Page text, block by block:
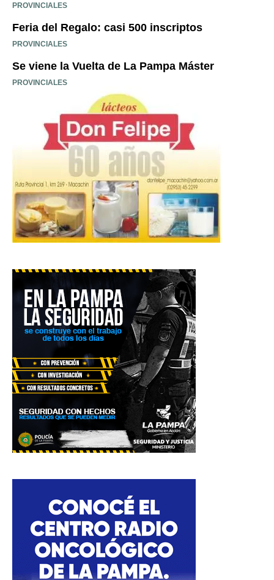
PROVINCIALES
Feria del Regalo: casi 500 inscriptos
PROVINCIALES
Se viene la Vuelta de La Pampa Máster
PROVINCIALES